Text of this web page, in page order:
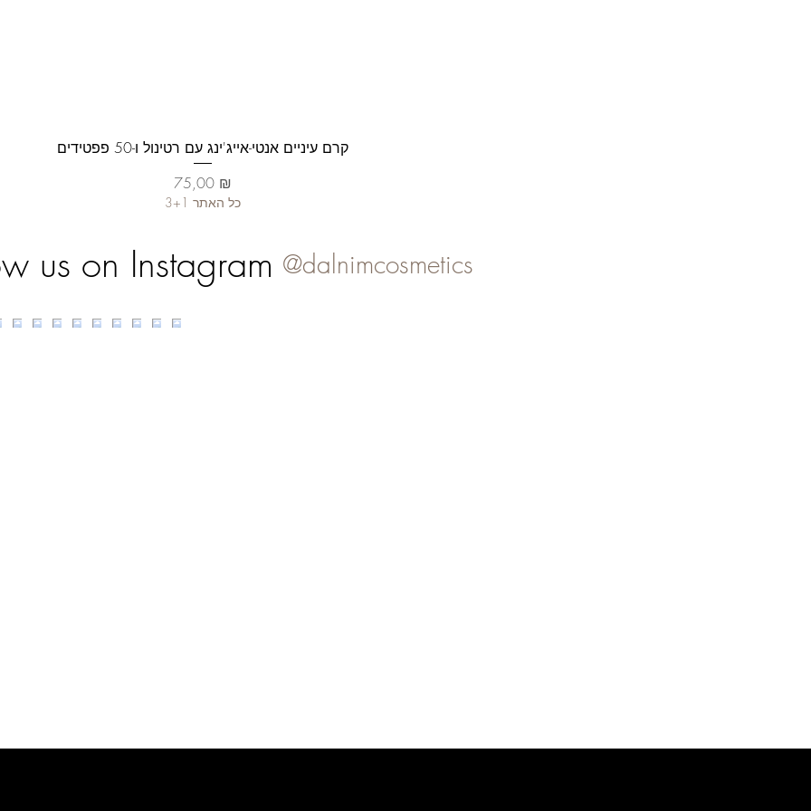
Aperçu rapide
קרם עיניים אנטי-אייג'ינג עם רטינול ו-50 פפטידים
Prix
75,00 ₪
3+1 כל האתר
us on Instagram @dalnimcosmetics